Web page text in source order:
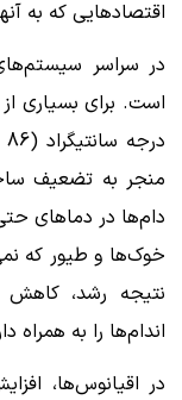
اقتصادهایی که به
در سراسر
منجر به تضعیف
دام‌ها در دماهای
خوک‌ها و طیور که
نتیجه رشد، کاهش
اندام‌ها را به همراه
در اقیانوس‌ها،